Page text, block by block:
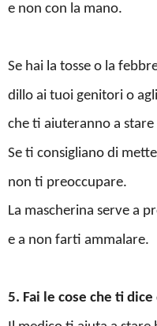
e non con la mano.
Se hai la tosse o la
dillo ai tuoi genitori o
che ti aiuteranno a stare
Se ti consigliano di
non ti preoccupare.
La mascherina serve a
e a non farti ammalare.
5. Fai le cose che ti